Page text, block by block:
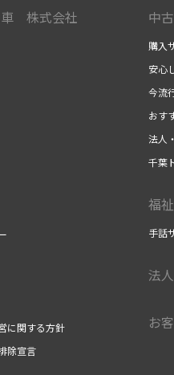
車 株式会社
に関する方針
除宣言
中
購入
安心
今流
おす
法人
千葉
福
手話
法
お